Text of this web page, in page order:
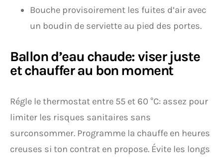
Bouche provisoirement les fuites d’air avec
un boudin de serviette au pied des portes.
Ballon d’eau chaude: viser juste
et chauffer au bon moment
Régle le thermostat entre 55 et 60 °C: assez pour
limiter les risques sanitaires sans
surconsommer. Programme la chauffe en heures
creuses si ton contrat en propose. Évite les longs